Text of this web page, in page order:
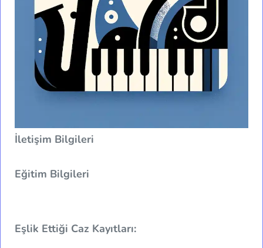
İletişim Bilgileri
Eğitim Bilgileri
Eşlik Ettiği Caz Kayıtları: